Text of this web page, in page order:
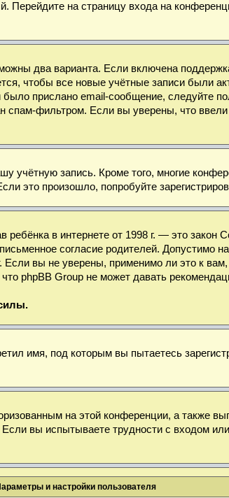
Перейдите на страницу входа на
два варианта. Если включена
чтобы все новые учётные записи были
прислано email-сообщение, следуйте
фильтром. Если вы уверены, что
учётную запись. Кроме того, многие
произошло, попробуйте
в интернете от 1998 г. — это
согласие родителей. Допустимо
вы не уверены, применимо ли это к
phpBB Group не может давать
имя, под которым вы пытаетесь
на этой конференции, а также
вы испытываете трудности с входом
и настройки пользователя